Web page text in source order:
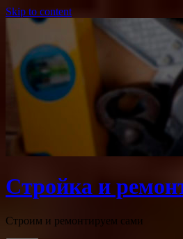
Skip to content
Стройка и
Строим и ремонтируем сами